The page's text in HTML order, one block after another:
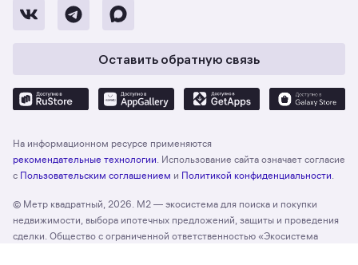
Оставить обратную связь
На информационном ресурсе применяются
рекомендательные технологии . Использование сайта означает согласие
с Пользовательским соглашением и Политикой конфиденциальности
© Метр квадратный, 2026. М2 — экосистема для поиска и покупки
недвижимости, выбора ипотечных предложений, защиты и проведения
сделки. Общество с ограниченной ответственностью «Экосистема